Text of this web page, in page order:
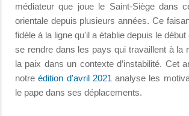
médiateur que joue le Saint-Siège dans
orientale depuis plusieurs années. Ce
fidèle à la ligne qu'il a établie depuis le
se rendre dans les pays qui travaillent à la
la paix dans un contexte d’instabilité. Cet
notreédition d'avril 2021 analyse les
le pape dans ses déplacements.